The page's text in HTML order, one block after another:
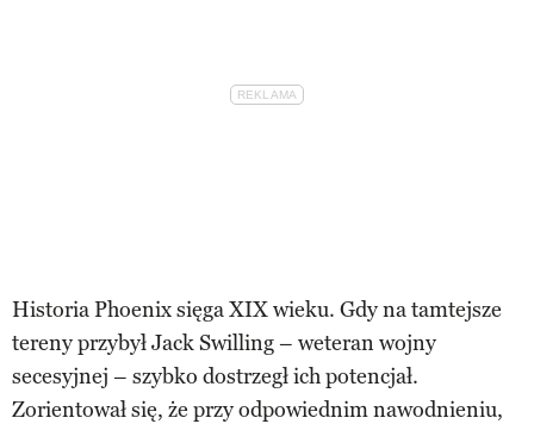
Historia Phoenix sięga XIX wieku. Gdy na tamtejsze
tereny przybył Jack Swilling – weteran wojny
secesyjnej – szybko dostrzegł ich potencjał.
Zorientował się, że przy odpowiednim nawodnieniu,